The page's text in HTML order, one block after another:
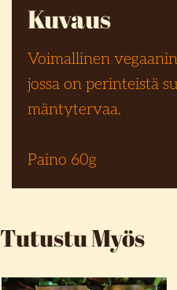
Kuvaus
Voimallinen
jossa on perinteistä
mäntytervaa.
Paino 60g
Tutustu Myös